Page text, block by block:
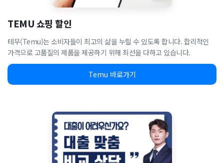
TEMU 쇼핑 할인
테무(Temu)는 소비자들이 최고의 삶을 누릴 수 있도록 합니다. 합리적인
가격으로 고품질의 제품을 제공하기 위해 최선을 다하고 있습니다.
Temu 바로가기